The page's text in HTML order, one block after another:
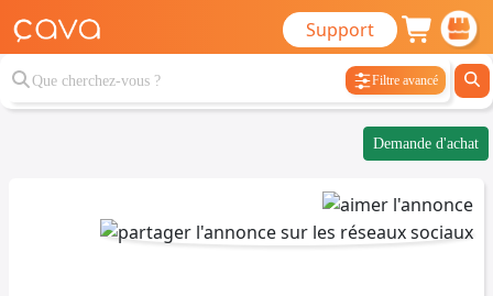
Support
Filtre avancé
Demande d'achat